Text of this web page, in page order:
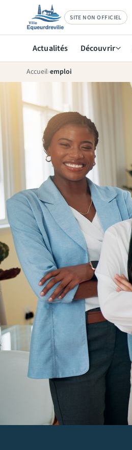
SITE NON OFFICIEL
Actualités Découvrir
Accueil emploi